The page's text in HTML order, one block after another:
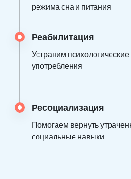
режима сна и питания
Реабилитация
Устраним
употребления
Ресоциализация
Помогаем вернуть
социальные навыки